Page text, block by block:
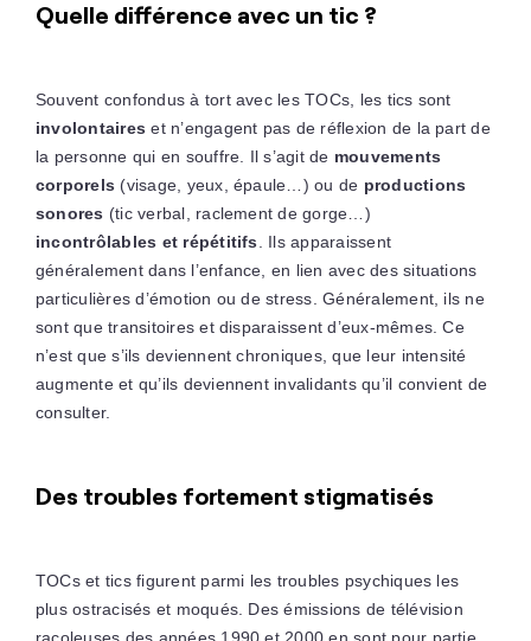
Quelle différence avec un tic ?
Souvent confondus à tort avec les TOCs, les tics sont
involontaires et n’engagent pas de réflexion de la part de
la personne qui en souffre. Il s’agit de mouvements
corporels (visage, yeux, épaule…) ou de productions
sonores (tic verbal, raclement de gorge…)
incontrôlables et répétitifs
. Ils apparaissent
généralement dans l’enfance, en lien avec des situations
particulières d’émotion ou de stress. Généralement, ils ne
sont que transitoires et disparaissent d’eux-mêmes. Ce
n’est que s’ils deviennent chroniques, que leur intensité
augmente et qu’ils deviennent invalidants qu’il convient de
consulter.
Des troubles fortement stigmatisés
TOCs et tics figurent parmi les troubles psychiques les
plus ostracisés et moqués. Des émissions de télévision